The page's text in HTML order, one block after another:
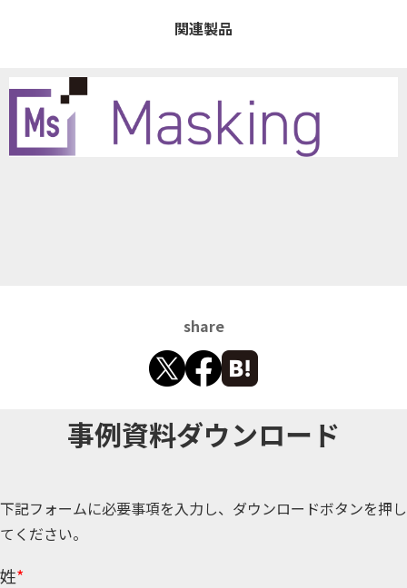
関連製品
share
事例資料ダウンロード
下記フォームに必要事項を入力し、ダウンロードボタンを押し
てください。
姓*